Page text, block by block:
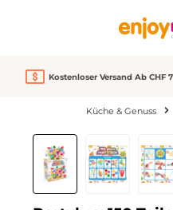
Kostenloser Versand Ab CHF
Küche & Genuss
Bildergalerie überspringen
Neu